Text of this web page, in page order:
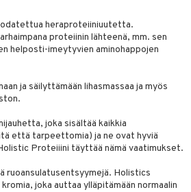
heraproteiiniuutetta.
proteiinin lähteenä, mm. sen
helposti-imeytyvien aminohappojen
ja säilyttämään lihasmassaa ja myös
joka sisältää kaikkia
että tarpeettomia) ja ne ovat hyviä
Proteiiini täyttää nämä vaatimukset.
ruoansulatusentsyymejä. Holistics
joka auttaa ylläpitämään normaalin